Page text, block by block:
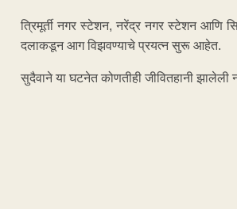
त्रिमूर्ती नगर स्टेशन, नरेंद्र नगर स्टेशन आणि
दलाकडून आग विझवण्याचे प्रयत्न सुरू आहेत.
सुदैवाने या घटनेत कोणतीही जीवितहानी